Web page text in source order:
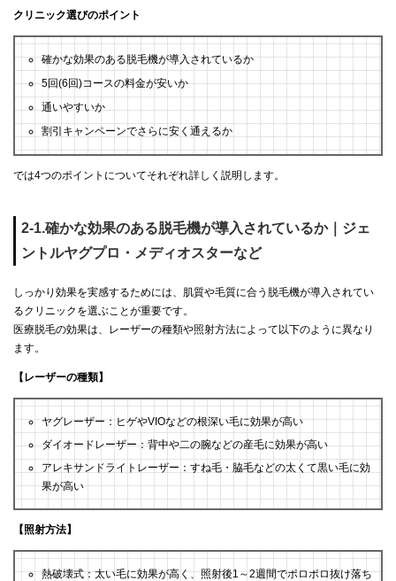
クリニック選びのポイント
確かな効果のある脱毛機が導入されているか
5回(6回)コースの料金が安いか
通いやすいか
割引キャンペーンでさらに安く通えるか
では4つのポイントについてそれぞれ詳しく説明します。
2-1.確かな効果のある脱毛機が導入されているか｜ジェ
ントルヤグプロ・メディオスターなど
しっかり効果を実感するためには、肌質や毛質に合う脱毛機が導入されてい
るクリニックを選ぶことが重要です。
医療脱毛の効果は、レーザーの種類や照射方法によって以下のように異なり
ます。
【レーザーの種類】
ヤグレーザー：ヒゲやVIOなどの根深い毛に効果が高い
ダイオードレーザー：背中や二の腕などの産毛に効果が高い
アレキサンドライトレーザー：すね毛・脇毛などの太くて黒い毛に効
果が高い
【照射方法】
熱破壊式：太い毛に効果が高く、照射後1～2週間でポロポロ抜け落ち